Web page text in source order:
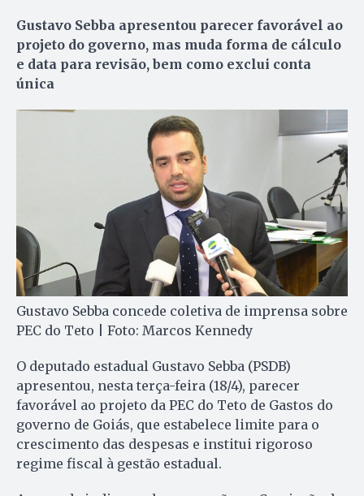
Gustavo Sebba apresentou parecer favorável ao
projeto do governo, mas muda forma de cálculo
e data para revisão, bem como exclui conta
única
Gustavo Sebba concede coletiva de imprensa sobre
PEC do Teto | Foto: Marcos Kennedy
O deputado estadual Gustavo Sebba (PSDB)
apresentou, nesta terça-feira (18/4), parecer
favorável ao projeto da PEC do Teto de Gastos do
governo de Goiás, que estabelece limite para o
crescimento das despesas e institui rigoroso
regime fiscal à gestão estadual.